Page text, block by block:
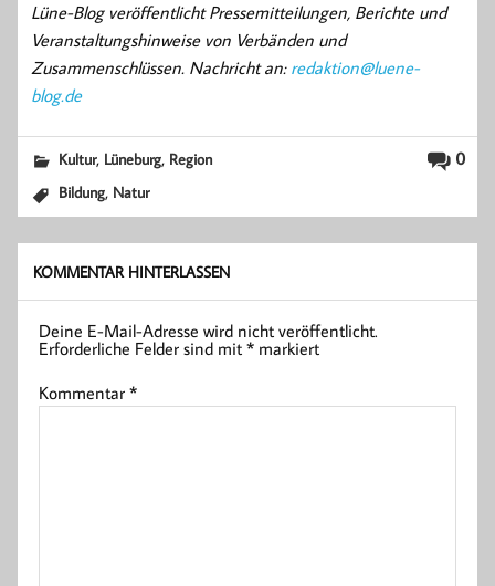
Lüne-Blog veröffentlicht Pressemitteilungen, Berichte und
Veranstaltungshinweise von Verbänden und
Zusammenschlüssen. Nachricht an: redaktion@luene-
blog.de
0
Kultur, Lüneburg, Region
Bildung, Natur
KOMMENTAR HINTERLASSEN
Deine E-Mail-Adresse wird nicht veröffentlicht.
Erforderliche Felder sind mit* markiert
Kommentar*